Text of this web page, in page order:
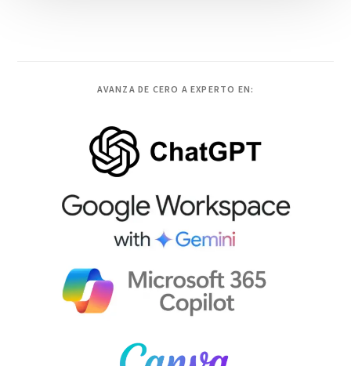
AVANZA DE CERO A EXPERTO EN: